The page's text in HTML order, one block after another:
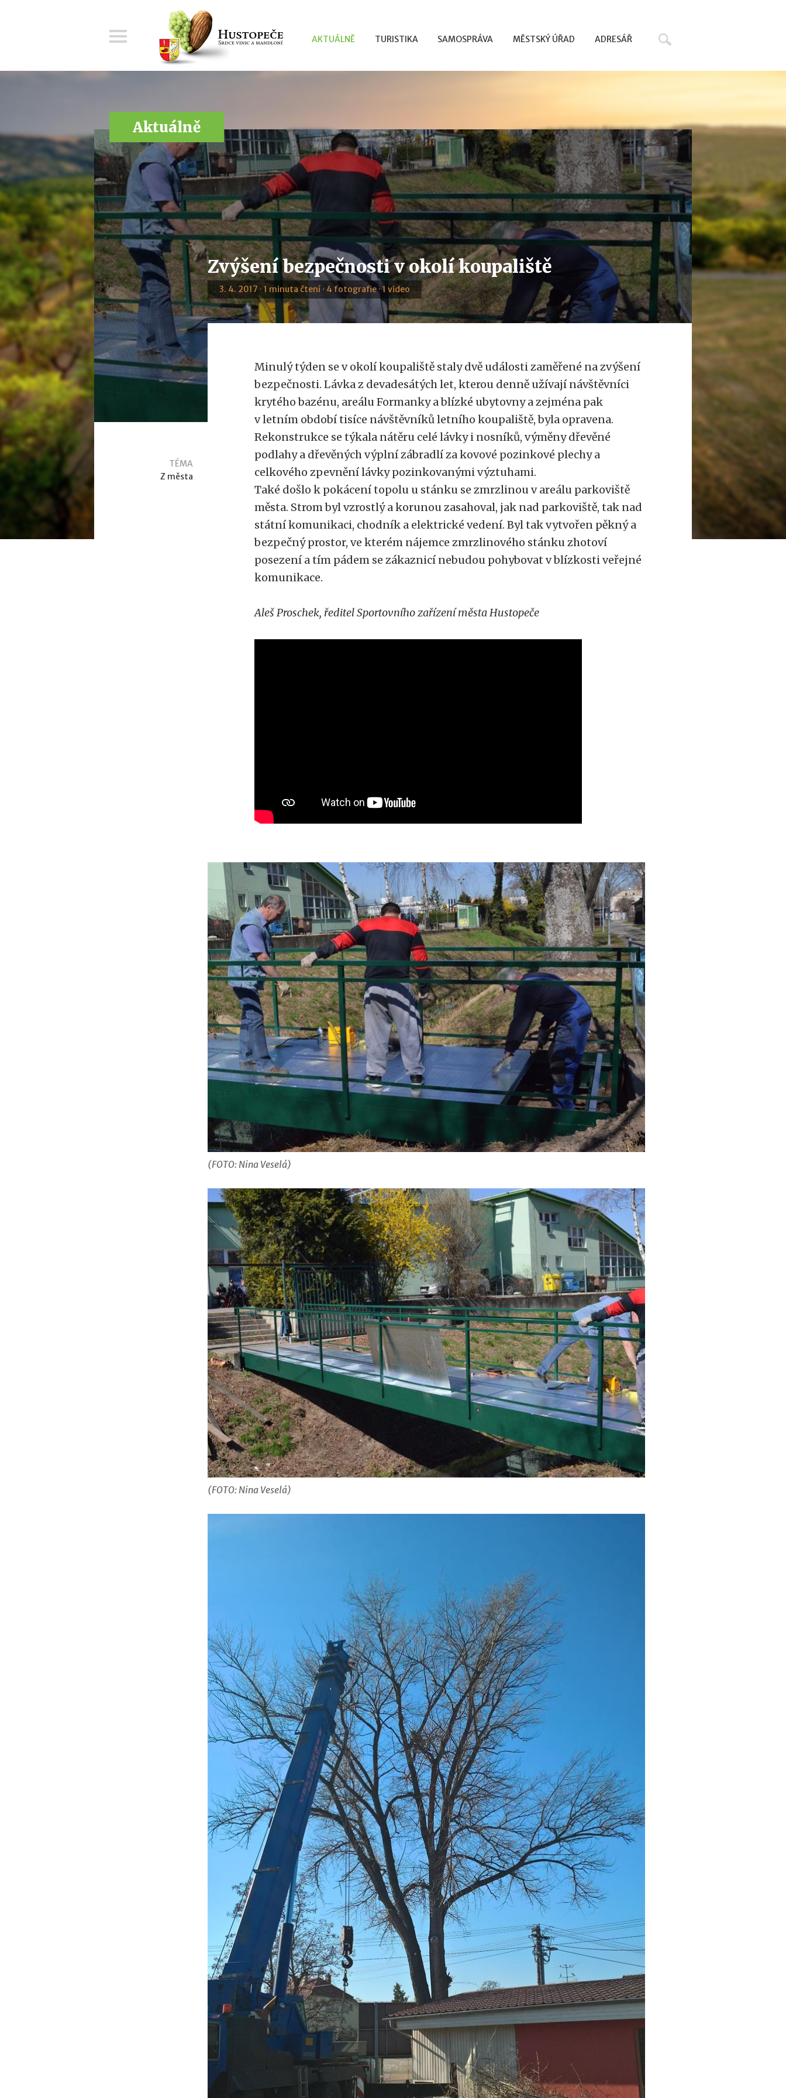
AKTUÁLNĚ TURISTIKA SAMOSPRÁVA MĚSTSKÝ ÚŘAD ADRESÁŘ
Aktuálně
Zvýšení bezpečnosti v okolí koupaliště
3. 4. 2017 · 1 minuta čtení · 4 fotografie · 1 video
TÉMA
Z města
Minulý týden se v okolí koupaliště staly dvě události zaměřené na zvýšení
bezpečnosti. Lávka z devadesátých let, kterou denně užívají návštěvníci
krytého bazénu, areálu Formanky a blízké ubytovny a zejména pak
v letním období tisíce návštěvníků letního koupaliště, byla opravena.
Rekonstrukce se týkala nátěru celé lávky i nosníků, výměny dřevěné
podlahy a dřevěných výplní zábradlí za kovové pozinkové plechy a
celkového zpevnění lávky pozinkovanými výztuhami.
Také došlo k pokácení topolu u stánku se zmrzlinou v areálu parkoviště
města. Strom byl vzrostlý a korunou zasahoval, jak nad parkoviště, tak nad
státní komunikaci, chodník a elektrické vedení. Byl tak vytvořen pěkný a
bezpečný prostor, ve kterém nájemce zmrzlinového stánku zhotoví
posezení a tím pádem se zákaznicí nebudou pohybovat v blízkosti veřejné
komunikace.
Aleš Proschek, ředitel Sportovního zařízení města Hustopeče
(FOTO: Nina Veselá)
(FOTO: Nina Veselá)